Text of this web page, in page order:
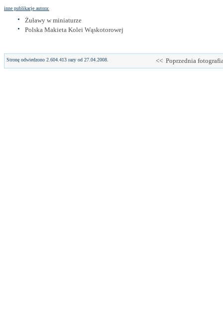
inne publikacje autora:
Żuławy w miniaturze
Polska Makieta Kolei Wąskotorowej
Stronę odwiedzono 2.604.413 razy od 27.04.2008. << Poprzednia